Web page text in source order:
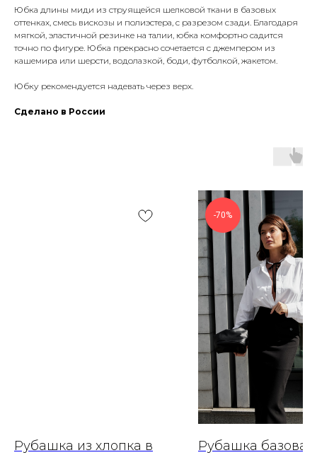
Юбка длины миди из струящейся шелковой ткани в базовых
оттенках, смесь вискозы и полиэстера, с разрезом сзади. Благодаря
мягкой, эластичной резинке на талии, юбка комфортно садится
точно по фигуре. Юбка прекрасно сочетается с джемпером из
кашемира или шерсти, водолазкой, боди, футболкой, жакетом.
Юбку рекомендуется надевать через верх.
Сделано в России
Рубашка из хлопка в
-70%
Рубашка базовая